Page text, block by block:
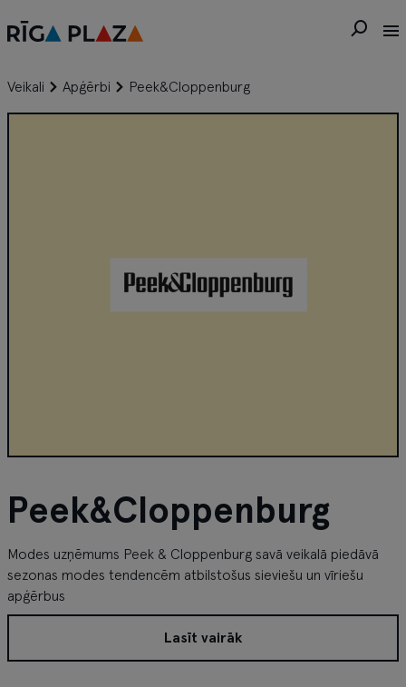
Veikali Apģērbi Peek&Cloppenburg
Peek&Cloppenburg
Modes uzņēmums Peek & Cloppenburg savā veikalā piedāvā
sezonas modes tendencēm atbilstošus sieviešu un vīriešu
apģērbus
Lasīt vairāk